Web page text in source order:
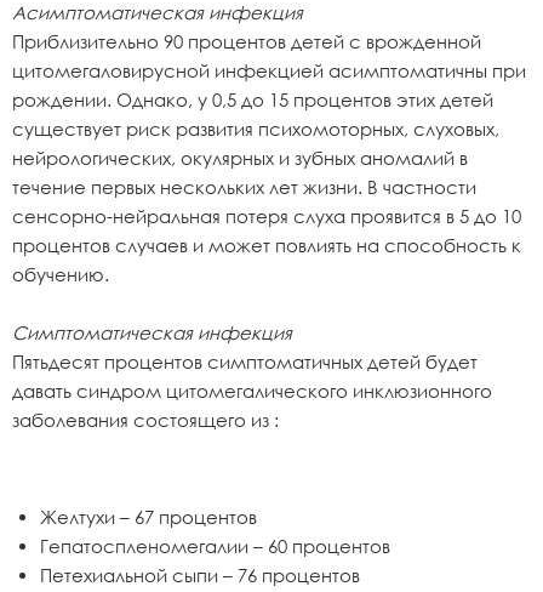
Асимптоматическая инфекция
Приблизительно 90 процентов детей с врожденной
цитомегаловирусной инфекцией асимптоматичны при
рождении. Однако, у 0,5 до 15 процентов этих детей
существует риск развития психомоторных, слуховых,
нейрологических, окулярных и зубных аномалий в
течение первых нескольких лет жизни. В частности
сенсорно-нейральная потеря слуха проявится в 5 до 10
процентов случаев и может повлиять на способность к
обучению.
Симптоматическая инфекция
Пятьдесят процентов симптоматичных детей будет
давать синдром цитомегалического инклюзионного
заболевания состоящего из :
Желтухи – 67 процентов
Гепатоспленомегалии – 60 процентов
Петехиальной сыпи – 76 процентов